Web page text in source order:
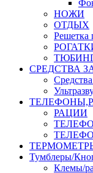
НОЖИ
ОТДЫХ
Решетка
СРЕДСТВА
РАЦИИ
Тумблеры/
Клемы/